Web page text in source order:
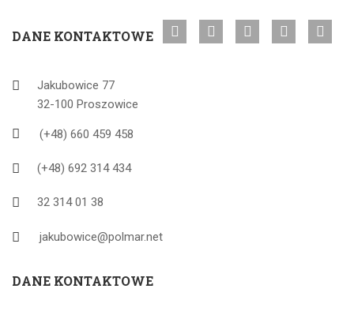
DANE KONTAKTOWE
Jakubowice 77
32-100 Proszowice
(+48) 660 459 458
(+48) 692 314 434
32 314 01 38
jakubowice@polmar.net
DANE KONTAKTOWE